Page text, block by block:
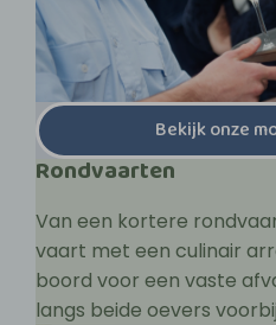
Bekijk onze
Rondvaarten
Van een kortere
vaart met een culinair
boord voor een vaste
langs beide oevers